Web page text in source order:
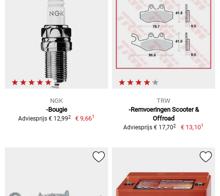
NGK
-Bougie
Adviesprijs € 12,992 € 9,661
TRW
-Remvoeringen Scooter &
Offroad
Adviesprijs € 17,702 € 13,101